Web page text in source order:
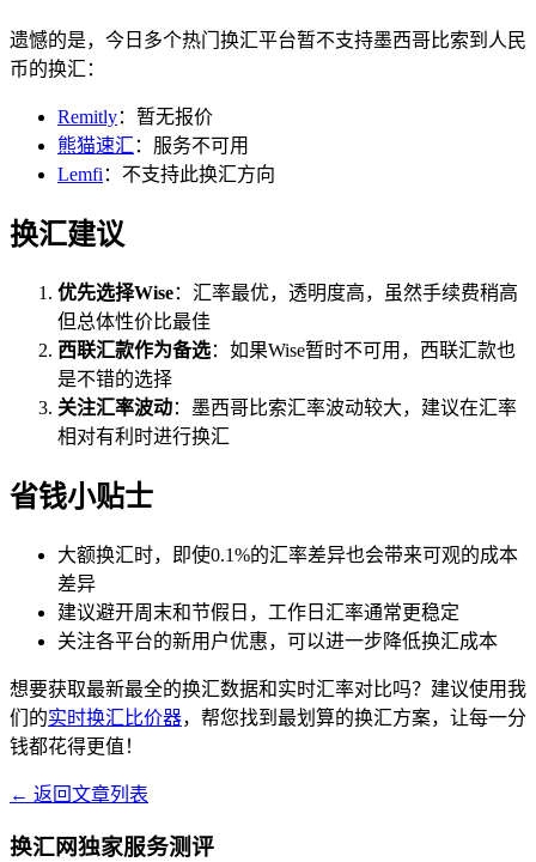
遗憾的是，今日多个热门换汇平台暂不支持墨西哥比索到人民
币的换汇：
Remitly：暂无报价
熊猫速汇 ：服务不可用
Lemfi ：不支持此换汇方向
换汇建议
优先选择Wise：汇率最优，透明度高，虽然手续费稍高
但总体性价比最佳
西联汇款作为备选：如果Wise暂时不可用，西联汇款也
是不错的选择
关注汇率波动：墨西哥比索汇率波动较大，建议在汇率
相对有利时进行换汇
省钱小贴士
大额换汇时，即使0.1%的汇率差异也会带来可观的成本
差异
建议避开周末和节假日，工作日汇率通常更稳定
关注各平台的新用户优惠，可以进一步降低换汇成本
想要获取最新最全的换汇数据和实时汇率对比吗？建议使用我
们的实时换汇比价器，帮您找到最划算的换汇方案，让每一分
钱都花得更值！
← 返回文章列表
换汇网独家服务测评